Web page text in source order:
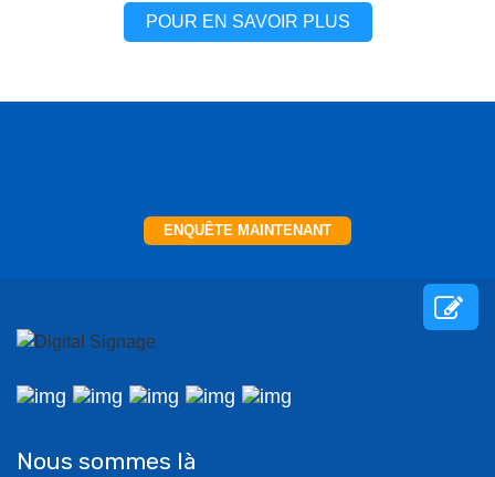
POUR EN SAVOIR PLUS
ENQUÊTE MAINTENANT
Nous sommes là